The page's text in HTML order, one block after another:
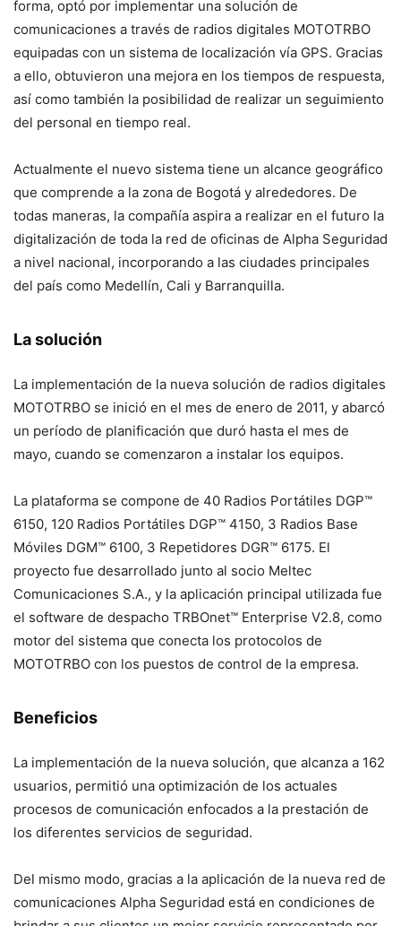
forma, optó por implementar una solución de
comunicaciones a través de radios digitales MOTOTRBO
equipadas con un sistema de localización vía GPS. Gracias
a ello, obtuvieron una mejora en los tiempos de respuesta,
así como también la posibilidad de realizar un seguimiento
del personal en tiempo real.
Actualmente el nuevo sistema tiene un alcance geográfico
que comprende a la zona de Bogotá y alrededores. De
todas maneras, la compañía aspira a realizar en el futuro la
digitalización de toda la red de oficinas de Alpha Seguridad
a nivel nacional, incorporando a las ciudades principales
del país como Medellín, Cali y Barranquilla.
La solución
La implementación de la nueva solución de radios digitales
MOTOTRBO se inició en el mes de enero de 2011, y abarcó
un período de planificación que duró hasta el mes de
mayo, cuando se comenzaron a instalar los equipos.
La plataforma se compone de 40 Radios Portátiles DGP™
6150, 120 Radios Portátiles DGP™ 4150, 3 Radios Base
Móviles DGM™ 6100, 3 Repetidores DGR™ 6175. El
proyecto fue desarrollado junto al socio Meltec
Comunicaciones S.A., y la aplicación principal utilizada fue
el software de despacho TRBOnet™ Enterprise V2.8, como
motor del sistema que conecta los protocolos de
MOTOTRBO con los puestos de control de la empresa.
Beneficios
La implementación de la nueva solución, que alcanza a 162
usuarios, permitió una optimización de los actuales
procesos de comunicación enfocados a la prestación de
los diferentes servicios de seguridad.
Del mismo modo, gracias a la aplicación de la nueva red de
comunicaciones Alpha Seguridad está en condiciones de